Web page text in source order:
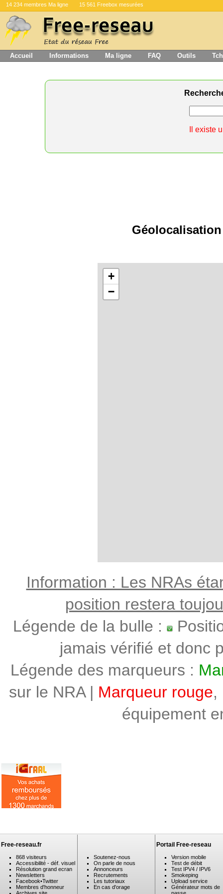
14 234 membres Ma ligne 15 561 Freebox mesurées
Accueil Informations Ma ligne FAQ Outils
Il existe
+
−
Information : Les NRAs
position restera
Légende de la bulle :
jamais vérifié et donc
Légende des marqueurs :
sur le NRA | Marqueur rouge,
équipement
Free-reseau.fr
868 visiteurs
Accessibilité - déf. visuel
Résolution grand ecran
Newsletters
Facebook•Twitter
Membres d'honneur
Soutenez-nous
On parle de nous
Annonceurs
Recrutements
Les tutoriaux
En cas d'orage
Portail Free-reseau
Version mobile
Test de débit
Test IPV4 / IPV6
Smokeping
Upload service
Générateur mots de